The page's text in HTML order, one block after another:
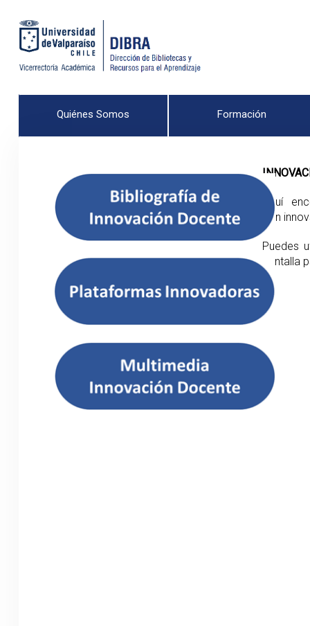
Quiénes Somos Formación
Aquí
con
Puedes
pantalla